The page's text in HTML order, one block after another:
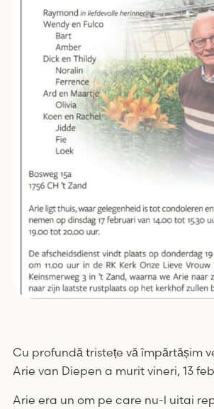
Cu profundă tristețe vă împărtășim
Arie van Diepen a murit vineri, 13
Arie era un om pe care nu-l uitai